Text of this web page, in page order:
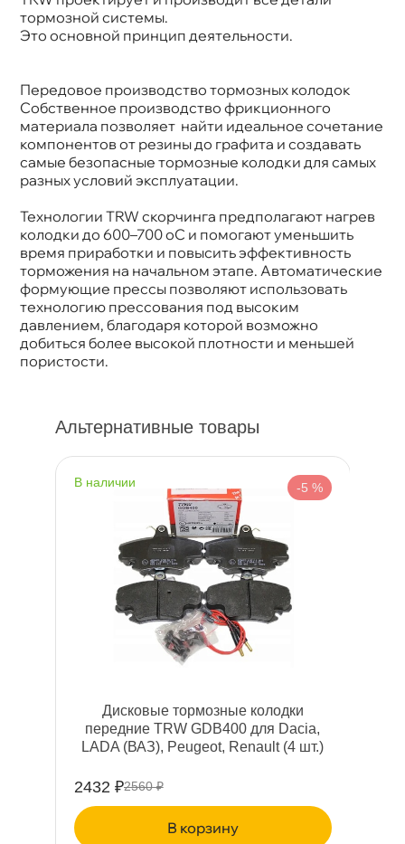
тормозной системы.
Это основной принцип деятельности.
Передовое производство тормозных колодок
Собственное производство фрикционного
материала позволяет найти идеальное сочетание
компонентов от резины до графита и создавать
самые безопасные тормозные колодки для самых
разных условий эксплуатации.
Технологии TRW скорчинга предполагают нагре
колодки до 600–700 oC и помогают уменьшить
ремя приработки и повысить эффективность
торможения на начальном этапе. Автоматические
формующие прессы позволяют использовать
технологию прессования под высоким
давлением, благодаря которой возможно
добиться более высокой плотности и меньшей
пористости.
Альтернативные товары
наличии -5 %
Дисковые тормозные колодки
передние TRW GDB400 для Dacia,
LADA (ВАЗ), Peugeot, Renault (4 шт.)
2432 ₽2560 ₽
корзину